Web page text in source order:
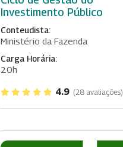
Investimento Público
Conteudista:
Ministério da Fazenda
Carga Horária:
20h
4.9 (28 avaliações)